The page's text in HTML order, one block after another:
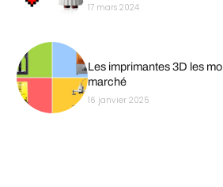
17 mars 2024
Les imprimantes 3D les
marché
16 janvier 2025